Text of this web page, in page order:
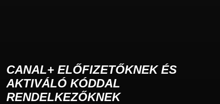
CANAL+ ELŐFIZETŐKNEK ÉS
AKTIVÁLÓ KÓDDAL
RENDELKEZŐKNEK